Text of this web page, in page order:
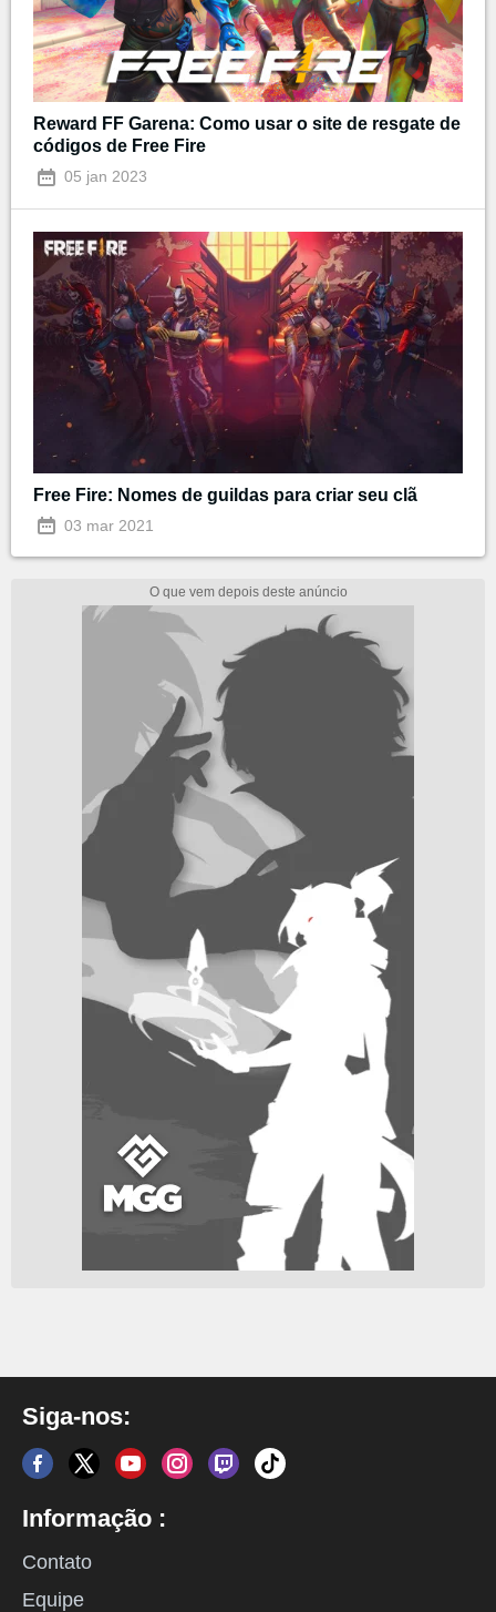
Reward FF Garena: Como usar o site de resgate de
códigos de Free Fire
05 jan 2023
Free Fire: Nomes de guildas para criar seu clã
03 mar 2021
Siga-nos:
Informação :
Contato
Equipe